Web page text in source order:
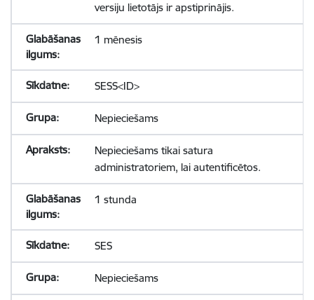
versiju lietotājs ir apstiprinājis.
1 mēnesis
SESS<ID>
Nepieciešams
Nepieciešams tikai satura
administratoriem, lai autentificētos.
1 stunda
SES
Nepieciešams